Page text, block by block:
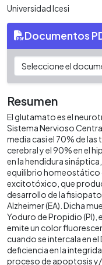
Universidad Icesi
Documentos
Resumen
El glutamato es el
Sistema Nervioso
media casi el 70% de
cerebral y el 90% en el
en la hendidura
equilibrio homeostático
excitotóxico, que
desarrollo de la
Alzheimer (EA). Dicha
Yoduro de Propidio (PI),
emite un color
cuando se intercala en el
deficiencia en la
proceso de apoptosis y/